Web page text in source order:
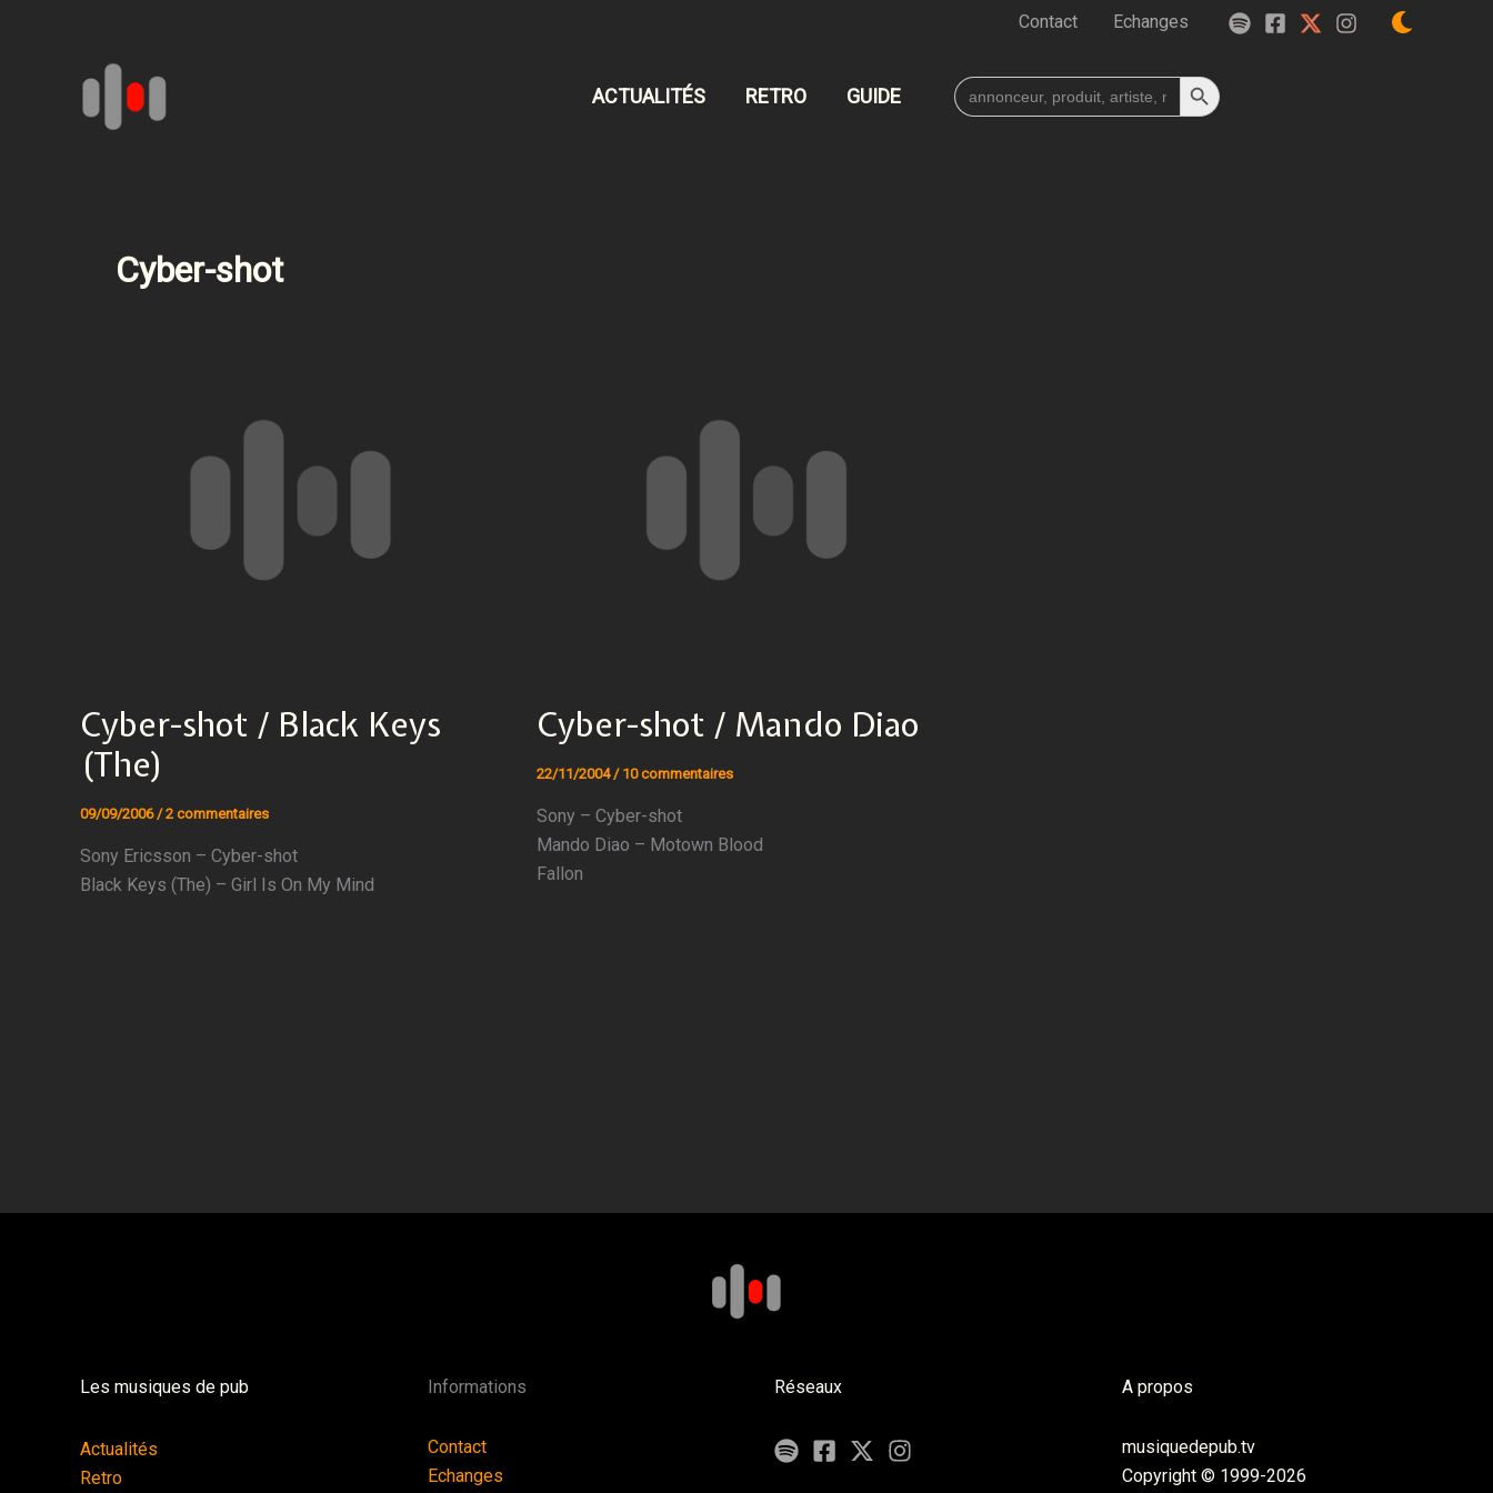
Contact Echanges
ACTUALITÉS RETRO GUIDE
Search
for:
Search Button
Cyber-shot
Cyber-shot / Black Keys
(The)
09/09/2006/2 commentaires
Sony Ericsson – Cyber-shot
Black Keys (The) – Girl Is On My Mind
Cyber-shot / Mando Diao
22/11/2004/ 10 commentaires
Sony – Cyber-shot
Mando Diao – Motown Blood
Fallon
Les musiques de pub
Actualités
Retro
Informations
Contact
Echanges
Réseaux A propos
musiquedepub.tv
Copyright © 1999-2026